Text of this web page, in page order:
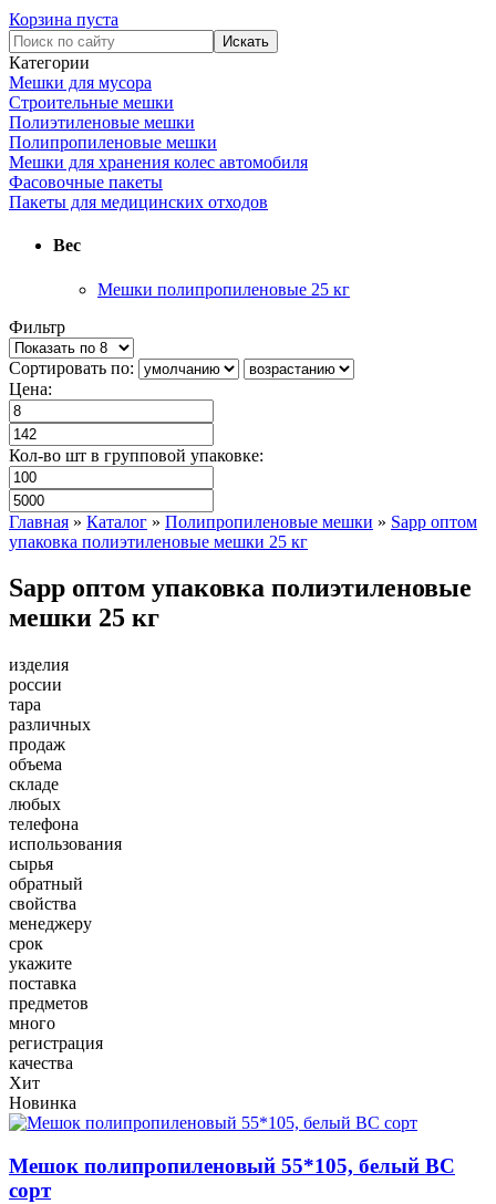
Корзина пуста
Категории
Мешки для мусора
Строительные мешки
Полиэтиленовые мешки
Полипропиленовые мешки
Мешки для хранения колес автомобиля
Фасовочные пакеты
Пакеты для медицинских отходов
Вес
Мешки полипропиленовые 25 кг
Фильтр
Сортировать по:
Цена:
Кол-во шт в групповой упаковке:
Главная » Каталог » Полипропиленовые мешки » Sapp оптом
упаковка полиэтиленовые мешки 25 кг
Sapp оптом упаковка полиэтиленовые
мешки 25 кг
изделия
россии
тара
различных
продаж
объема
складе
любых
телефона
использования
сырья
обратный
свойства
менеджеру
срок
укажите
поставка
предметов
много
регистрация
качества
Хит
Новинка
Мешок полипропиленовый 55*105, белый ВС
сорт